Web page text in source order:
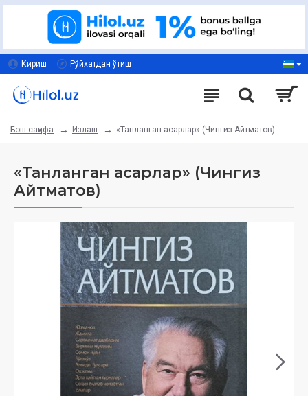
Кириш Рўйхатдан ўтиш
Бош саҳифа Излаш «Танланган асарлар» (Чингиз Айтматов)
«Танланган асарлар» (Чингиз
Айтматов)